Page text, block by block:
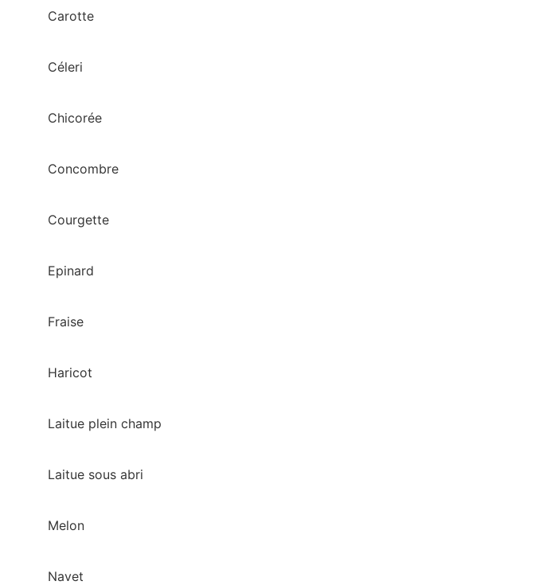
Carotte
Céleri
Chicorée
Concombre
Courgette
Epinard
Fraise
Haricot
Laitue plein champ
Laitue sous abri
Melon
Navet